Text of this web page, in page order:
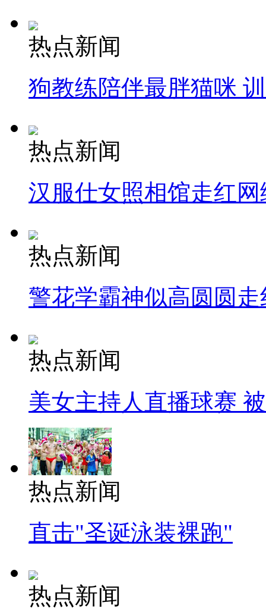
热点新闻
狗教练陪伴最胖猫咪
热点新闻
汉服仕女照相馆走红网
热点新闻
警花学霸神似高圆圆走
热点新闻
美女主持人直播球赛
热点新闻
直击"圣诞泳装裸跑"
热点新闻